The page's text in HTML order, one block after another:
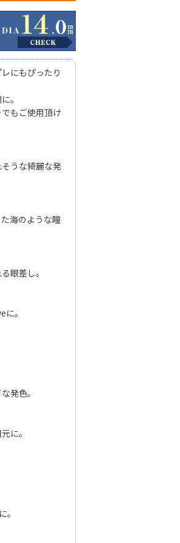
にもぴったり
。
もご使用頂け
うな綺麗な発
海のような瞳
眼差し。
。
発色。
に。
。